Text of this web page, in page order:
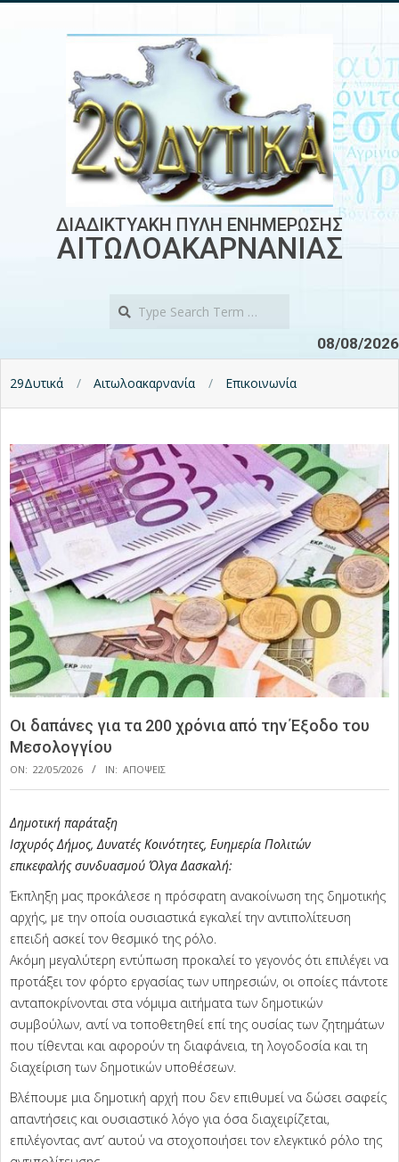
ΔΙΑΔΙΚΤΥΑΚΗ ΠΥΛΗ ΕΝΗΜΕΡΩΣΗΣ
ΑΙΤΩΛΟΑΚΑΡΝΑΝΙΑΣ
08/08/2026
29Δυτικά Αιτωλοακαρνανία Επικοινωνία
Οι δαπάνες για τα 200 χρόνια από την Έξοδο του
Μεσολογγίου
ON: 22/05/2026 IN: ΑΠΟΨΕΙΣ
Δημοτική παράταξη
Ισχυρός Δήμος, Δυνατές Κοινότητες, Ευημερία Πολιτών
επικεφαλής συνδυασμού Όλγα Δασκαλή:
Έκπληξη μας προκάλεσε η πρόσφατη ανακοίνωση της δημοτικής
αρχής, με την οποία ουσιαστικά εγκαλεί την αντιπολίτευση
επειδή ασκεί τον θεσμικό της ρόλο.
Ακόμη μεγαλύτερη εντύπωση προκαλεί το γεγονός ότι επιλέγει να
προτάξει τον φόρτο εργασίας των υπηρεσιών, οι οποίες πάντοτε
ανταποκρίνονται στα νόμιμα αιτήματα των δημοτικών
συμβούλων, αντί να τοποθετηθεί επί της ουσίας των ζητημάτων
που τίθενται και αφορούν τη διαφάνεια, τη λογοδοσία και τη
διαχείριση των δημοτικών υποθέσεων.
Βλέπουμε μια δημοτική αρχή που δεν επιθυμεί να δώσει σαφείς
απαντήσεις και ουσιαστικό λόγο για όσα διαχειρίζεται,
επιλέγοντας αντ’ αυτού να στοχοποιήσει τον ελεγκτικό ρόλο της